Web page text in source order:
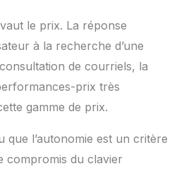
le prix. La réponse
à la recherche d’une
de courriels, la
prix très
gamme de prix.
l’autonomie est un critère
compromis du clavier